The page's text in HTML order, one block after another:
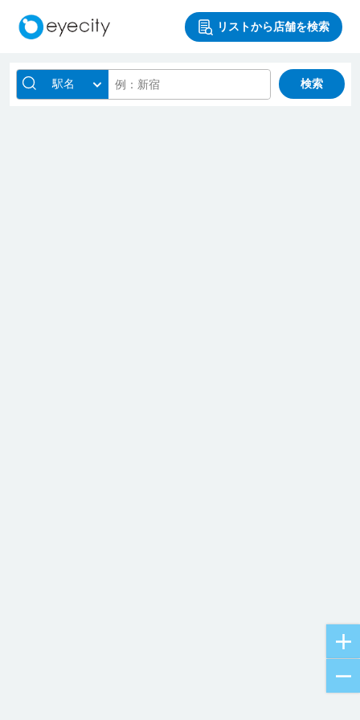
リストから店舗を検索
駅名 検索